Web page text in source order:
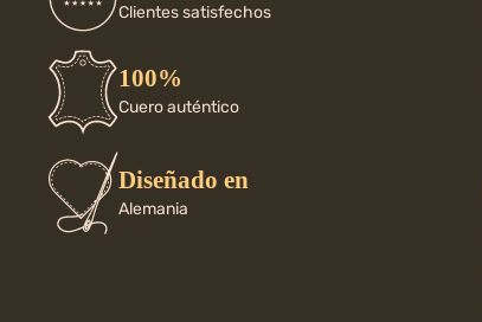
Clientes satisfechos
100%
Cuero auténtico
Diseñado en
Alemania